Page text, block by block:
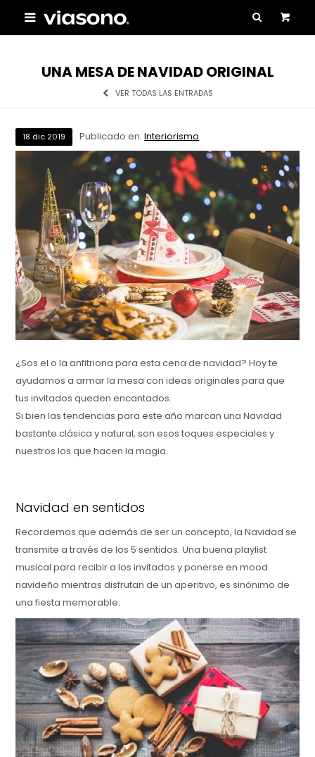

UNA MESA DE NAVIDAD ORIGINAL
VER TODAS LAS ENTRADAS
18 dic 2019 Publicado en:Interiorismo
¿Sos el o la anfitriona para esta cena de navidad? Hoy te
ayudamos a armar la mesa con ideas originales para que
tus invitados queden encantados.
Si bien las tendencias para este año marcan una Navidad
bastante clásica y natural, son esos toques especiales y
nuestros los que hacen la magia.
Navidad en sentidos
Recordemos que además de ser un concepto, la Navidad se
transmite a través de los 5 sentidos. Una buena playlist
musical para recibir a los invitados y ponerse en mood
navideño mientras disfrutan de un aperitivo, es sinónimo de
una fiesta memorable.